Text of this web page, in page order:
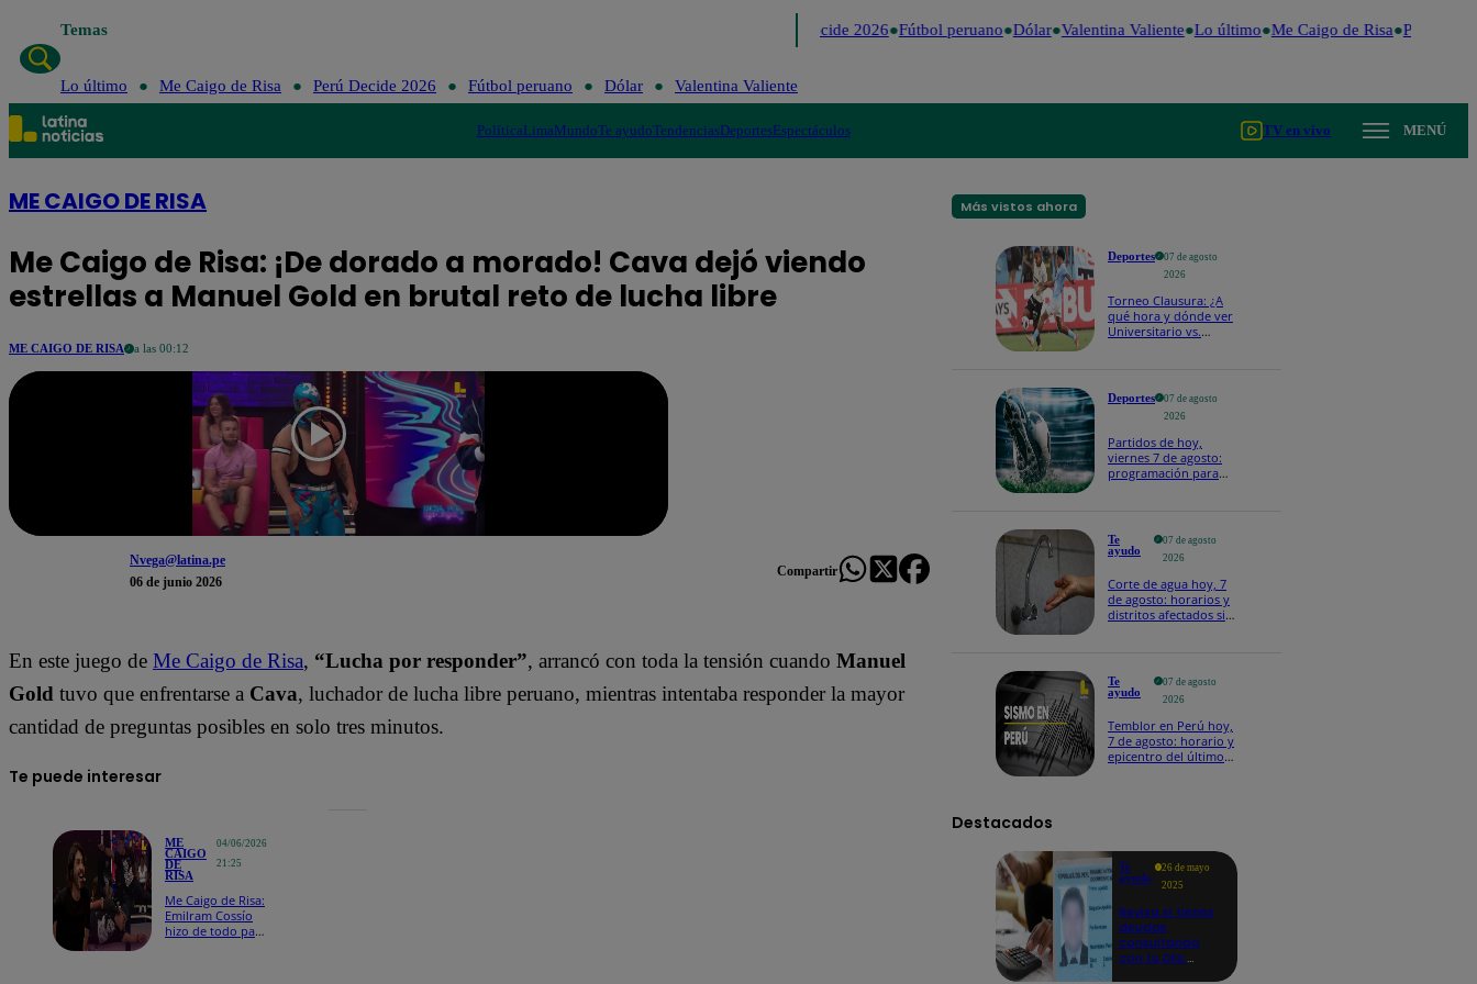
Temas Perú Decide 2026 Fútbol peruano Dólar Valentina Valiente Lo último Me Caigo de Risa Perú
Lo último Me Caigo de Risa Perú Decide 2026 Fútbol peruano Dólar Valentina Valiente
PolíticaLimaMundoTe ayudoTendenciasDeportesEspectáculos TV en vivo MENÚ
ME CAIGO DE RISA
Me Caigo de Risa: ¡De dorado a morado! Cava dejó viendo
estrellas a Manuel Gold en brutal reto de lucha libre
ME CAIGO DE RISA a las 00:12
Nvega@latina.pe
06 de junio 2026
Compartir
En este juego de Me Caigo de Risa, “Lucha por responder”, arrancó con toda la tensión cuando Manuel
Gold tuvo que enfrentarse a Cava, luchador de lucha libre peruano, mientras intentaba responder la mayor
cantidad de preguntas posibles en solo tres minutos.
Te puede interesar
ME
CAIGO
DE
RISA
04/06/2026
21:25
Me Caigo de Risa:
Emilram Cossío
hizo de todo para
Más vistos ahora
Deportes
07 de agosto
2026
Torneo Clausura: ¿A
qué hora y dónde ver
Universitario vs.
Deportes
07 de agosto
2026
Partidos de hoy,
viernes 7 de agosto:
programación para
Te
ayudo
07 de agosto
2026
Corte de agua hoy, 7
de agosto: horarios y
distritos afectados sin
Te
ayudo
07 de agosto
2026
Temblor en Perú hoy,
7 de agosto: horario y
epicentro del último
Destacados
Te
ayudo
26 de mayo
2025
Revisa si tienes
deudas
consultando
con tu DNI: